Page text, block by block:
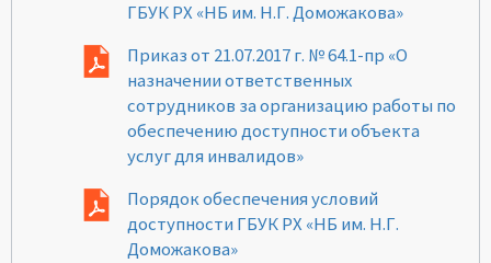
ГБУК РХ «НБ им. Н.Г. Доможакова»
Приказ от 21.07.2017 г. № 64.1-пр «О
назначении ответственных
сотрудников за организацию работы по
обеспечению доступности объекта
услуг для инвалидов»
Порядок обеспечения условий
доступности ГБУК РХ «НБ им. Н.Г.
Доможакова»